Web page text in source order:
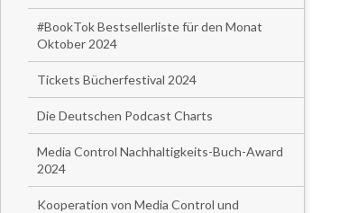
#BookTok Bestsellerliste für den Monat
Oktober 2024
Tickets Bücherfestival 2024
Die Deutschen Podcast Charts
Media Control Nachhaltigkeits-Buch-Award
2024
Kooperation von Media Control und